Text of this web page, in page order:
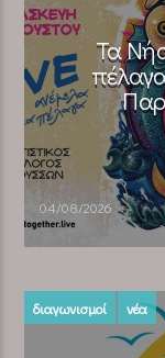
Τα
04/08/2026
διαγωνισμοί νέα